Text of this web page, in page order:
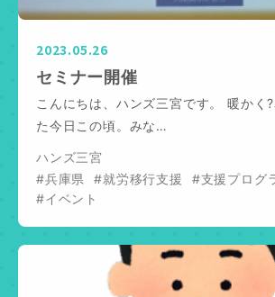
2023.05.26
セミナー開催
こんにちは、ハンズ三宮です。 暖かく
た今日この頃。みな…
ハンズ三宮
#兵庫県
#就労移行支援 #支援プログ
#イベント